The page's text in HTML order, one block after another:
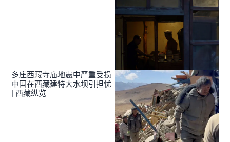
多座西藏寺庙地震中严重受损
中国在西藏建特大水坝引担忧
| 西藏纵览